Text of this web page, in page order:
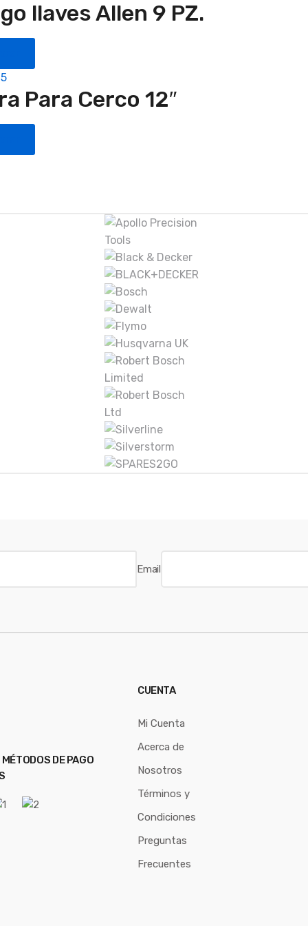
llaves Allen 9 PZ.
Para Cerco 12″
Email
DE PAGO
CUENTA
Mi Cuenta
Acerca de
Nosotros
Términos y
Condiciones
Preguntas
Frecuentes